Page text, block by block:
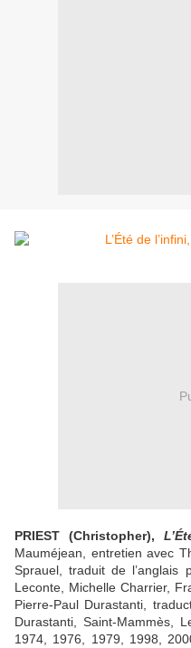
PRIEST (Christopher),
Mauméjean, entretien avec
Sprauel, traduit de l’anglais
Leconte, Michelle Charrier,
Pierre-Paul Durastanti,
Durastanti, Saint-Mammès,
1974, 1976, 1979, 1998,